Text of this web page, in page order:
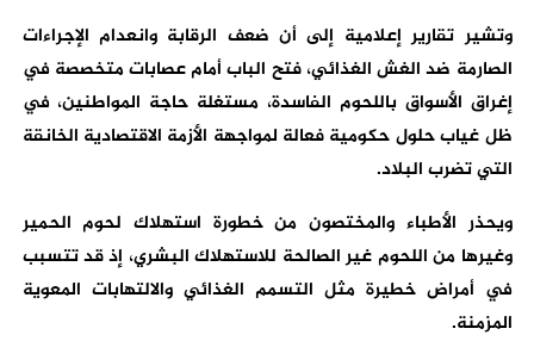
وتشير تقارير إعلامية إلى أن ضعف الرقابة وانعدام الإجراءات
الصارمة ضد الغش الغذائي، فتح الباب أمام عصابات متخصصة في
إغراق الأسواق باللحوم الفاسدة، مستغلة حاجة المواطنين، في
ظل غياب حلول حكومية فعالة لمواجهة الأزمة الاقتصادية الخانقة
التي تضرب البلاد.
ويحذر الأطباء والمختصون من خطورة استهلاك لحوم الحمير
وغيرها من اللحوم غير الصالحة للاستهلاك البشري، إذ قد تتسبب
في أمراض خطيرة مثل التسمم الغذائي والالتهابات المعوية
المزمنة.